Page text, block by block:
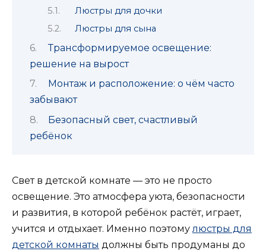
Люстры для дочки
Люстры для сына
Трансформируемое освещение:
решение на вырост
Монтаж и расположение: о чём часто
забывают
Безопасный свет, счастливый
ребёнок
Свет в детской комнате — это не просто
освещение. Это атмосфера уюта, безопасности
и развития, в которой ребёнок растёт, играет,
учится и отдыхает. Именно поэтомулюстры для
детской комнаты должны быть продуманы до